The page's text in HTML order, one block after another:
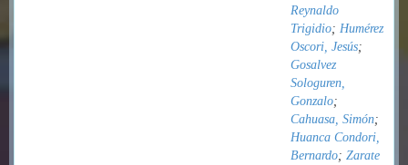
Reynaldo
Trigidio; Humérez
Oscori, Jesús;
Gosalvez
Sologuren,
Gonzalo;
Cahuasa, Simón;
Huanca Condori,
Bernardo; Zarate